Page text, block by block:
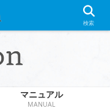
マニュアル
MANUAL
検索